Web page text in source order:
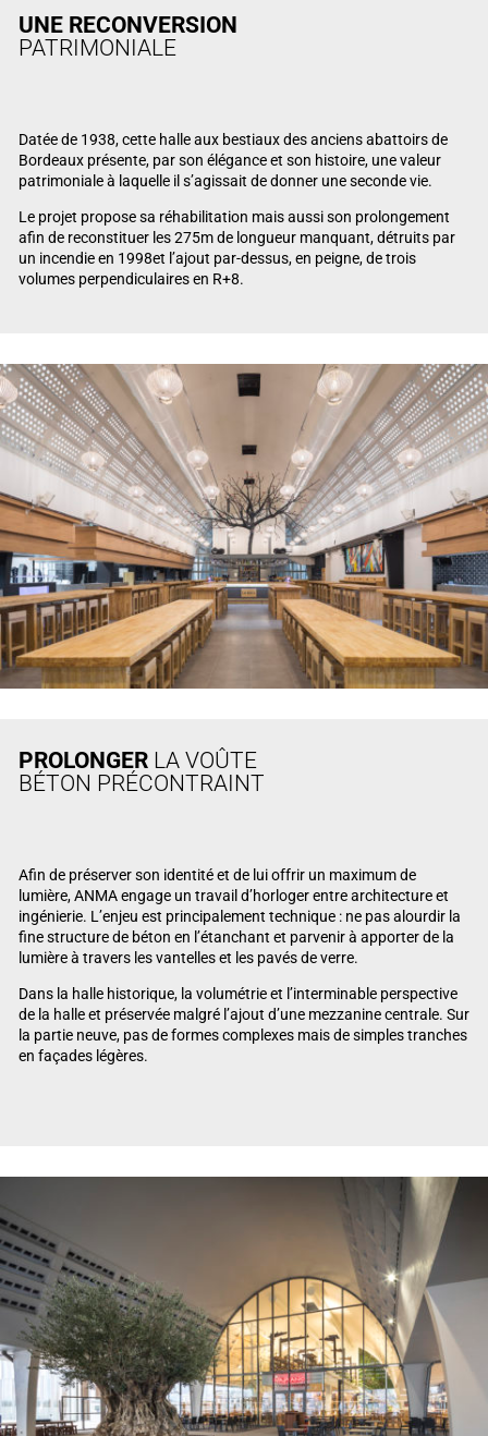
UNE RECONVERSION
PATRIMONIALE
Datée de 1938, cette halle aux bestiaux des anciens abattoirs de
Bordeaux présente, par son élégance et son histoire, une valeur
patrimoniale à laquelle il s’agissait de donner une seconde vie.
Le projet propose sa réhabilitation mais aussi son prolongement
afin de reconstituer les 275m de longueur manquant, détruits par
un incendie en 1998et l’ajout par-dessus, en peigne, de trois
volumes perpendiculaires en R+8.
PROLONGER LA VOÛTE
BÉTON PRÉCONTRAINT
Afin de préserver son identité et de lui offrir un maximum de
lumière, ANMA engage un travail d’horloger entre architecture et
ingénierie. L’enjeu est principalement technique : ne pas alourdir la
fine structure de béton en l’étanchant et parvenir à apporter de la
lumière à travers les vantelles et les pavés de verre.
Dans la halle historique, la volumétrie et l’interminable perspective
de la halle et préservée malgré l’ajout d’une mezzanine centrale. Sur
la partie neuve, pas de formes complexes mais de simples tranches
en façades légères.